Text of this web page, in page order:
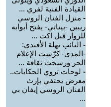
القيادة الفنية لفري ...
- منزل الفنان الروسي
ريبين -بيناتي- يفتح أبوابه
للزوار قبل اكت ...
- النائب نهلة الأفندي:
-المدى- كرّست الإعلام
الحر ورسخت ثقافة ...
- لوحات تروي الحكايات..
معرض يحتفي بإرث
الفنان الروسي إيفان بي
...